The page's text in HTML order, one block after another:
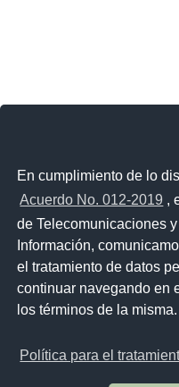
En cumplimiento de lo
Acuerdo No. 012-2019 ,
de Telecomunicaciones
Información,
el tratamiento de datos
continuar navegando en
los términos de la misma.
Política para el